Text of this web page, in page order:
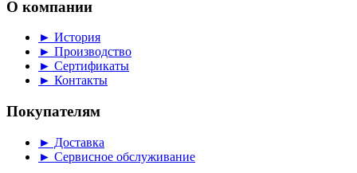
О компании
► История
► Производство
► Сертификаты
► Контакты
Покупателям
► Доставка
► Сервисное обслуживание